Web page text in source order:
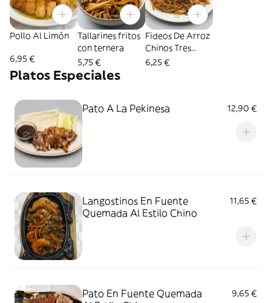
Pollo Al Limón
6,95 €
Tallarines fritos
con ternera
5,75 €
Fideos De Arroz
Chinos Tres
Delicias
6,25 €
Platos Especiales
Pato A La Pekinesa 12,90 €
Langostinos En Fuente
Quemada Al Estilo Chino
11,65 €
Pato En Fuente Quemada
9,65 €